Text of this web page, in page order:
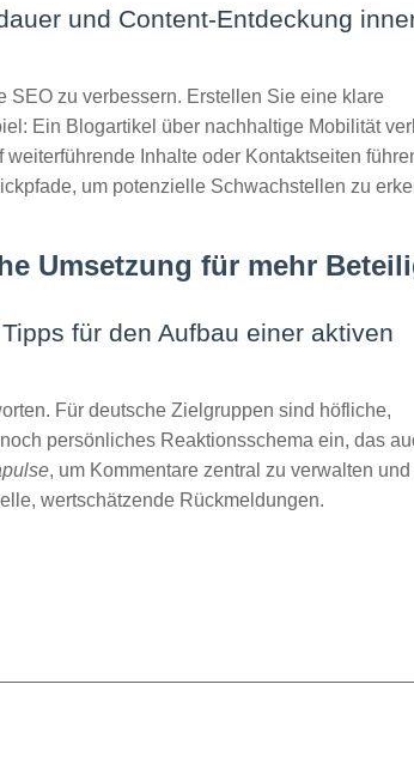
und Content-Entdeckung
SEO zu verbessern. Erstellen Sie eine klare
Ein Blogartikel über nachhaltige Mobilität
Inhalte oder Kontaktseiten
um potenzielle Schwachstellen zu
Umsetzung für mehr
für den Aufbau einer aktiven
Für deutsche Zielgruppen sind höfliche,
persönliches Reaktionsschema ein, das
, um Kommentare zentral zu verwalten
wertschätzende Rückmeldungen.